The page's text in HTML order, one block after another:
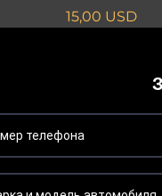
Ціна
15,00 USD